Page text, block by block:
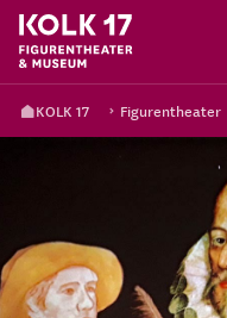
KOLK 17 Figurentheater